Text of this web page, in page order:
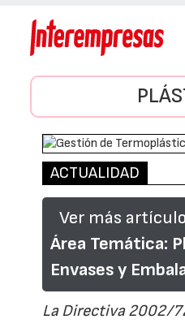
ACTUALIDAD
Ver más
Área Temática:
Envases y
La Directiva 2002/